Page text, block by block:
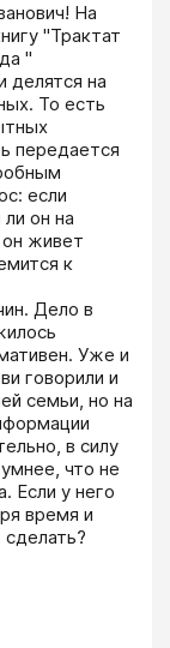
На
"Трактат
"
делятся на
То есть
передается
если
он на
живет
к
Дело в
Уже и
говорили и
семьи, но на
в силу
что не
Если у него
время и